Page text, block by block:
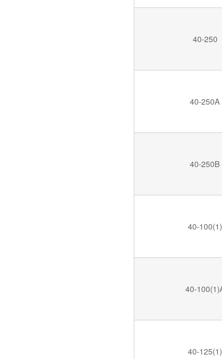
40-250
40-250A
40-250B
40-100(1)
40-
40-125(1)